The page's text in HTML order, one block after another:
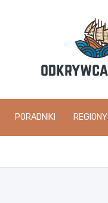
PORADNIKI REGIONY